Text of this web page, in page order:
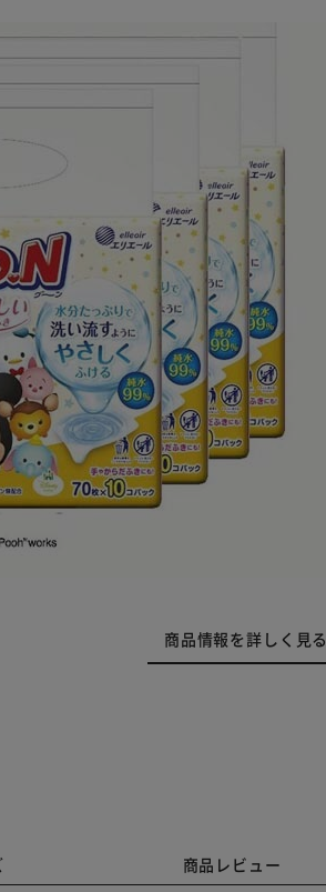
商品情報を詳しく見る
商品レビュー